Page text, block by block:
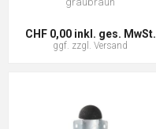
CHF 0,00 inkl. ges. MwSt.
ggf. zzgl. Versand